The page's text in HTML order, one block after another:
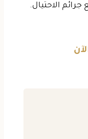
الاحتيال.